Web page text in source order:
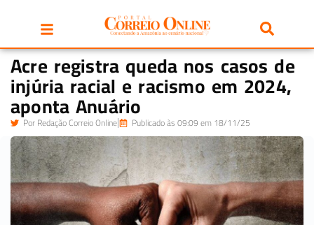
Acre registra queda nos casos de
injúria racial e racismo em 2024,
aponta Anuário
PorRedação Correio Online Publicado às 09:09 em 18/11/25